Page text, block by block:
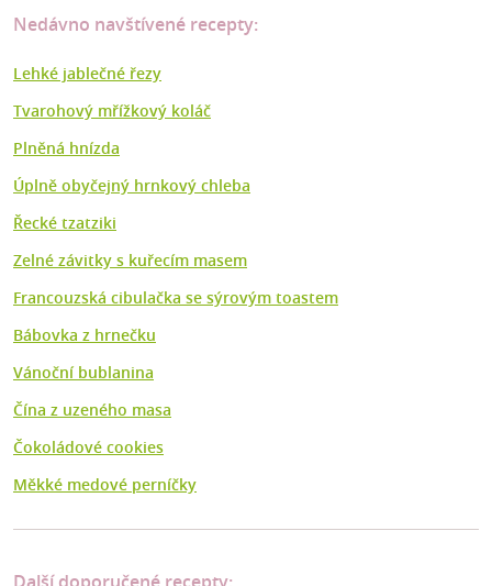
Nedávno navštívené recepty:
Lehké jablečné řezy
Tvarohový mřížkový koláč
Plněná hnízda
Úplně obyčejný hrnkový chleba
Řecké tzatziki
Zelné závitky s kuřecím masem
Francouzská cibulačka se sýrovým toastem
Bábovka z hrnečku
Vánoční bublanina
Čína z uzeného masa
Čokoládové cookies
Měkké medové perníčky